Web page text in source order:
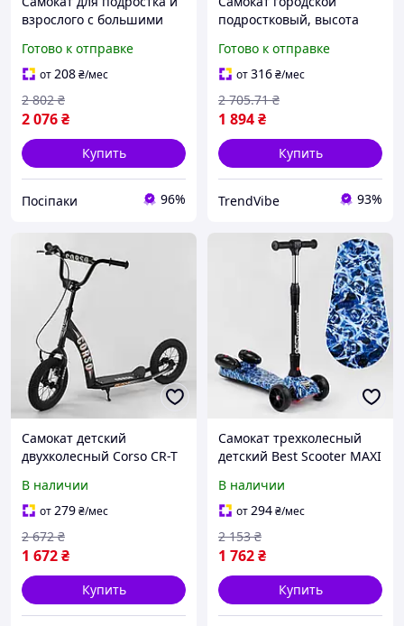
взрослого с большими
дюймов и подножкой
SR2-045-3-B
Готово к отправке
от208₴/мес
2 076₴
2 802 ₴
Купить
Посіпаки 96%
подростковый, высота
045-3-B Черный / Самокат
двухколесный / Самокат
для подростка
Готово к отправке
от316₴/мес
1 894₴
2 705.71 ₴
Купить
TrendVibe 93%
Самокат детский
двухколесный Corso CR-T
дюймов, ручной
передний тормоз,
черный
В наличии
от279₴/мес
1 672₴
2 672 ₴
Купить
Самокат трехколесный
детский Best Scooter MAXI
турбины, пластиковый,
колеса PU, синий
В наличии
от294₴/мес
1 762₴
2 153 ₴
Купить